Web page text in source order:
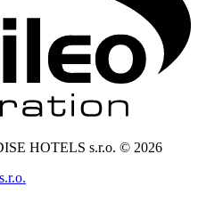
HOTELS s.r.o. © 2026